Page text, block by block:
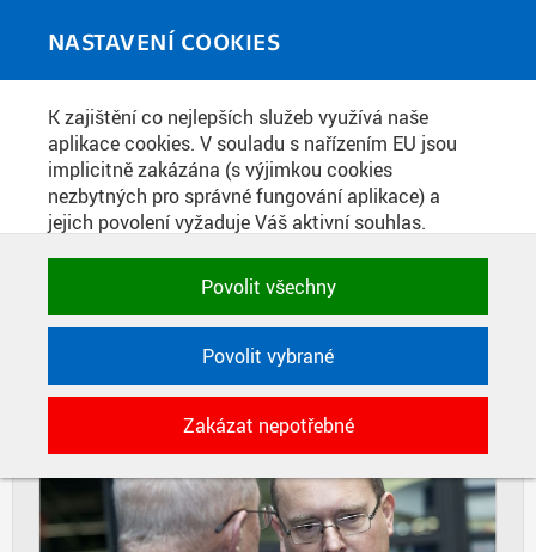
NASTAVENÍ COOKIES
K zajištění co nejlepších služeb využívá naše
aplikace cookies. V souladu s nařízením EU jsou
implicitně zakázána (s výjimkou cookies
nezbytných pro správné fungování aplikace) a
jejich povolení vyžaduje Váš aktivní souhlas.
zakázat, případně vybrat a povolit cookies podle
kategorie. Svoje rozhodnutí můžete samozřejmě
kdykoli změnit.
POTŘEBNÉ
Technické cookies využívané aplikacemi
ČVUT pro uchování jejich nastavení,
vlastností a identifikátorů relace. Jsou
nezbytné pro správné fungování a jsou
vždy aktivní.
Povolit všechny
Povolit vybrané
Zakázat nepotřebné
MEDIATÉKA
You are here
Home Fotografie
KŘEST KNIHY ZNALECKÁ ČINNOST
DIAPOZITIVY DLAŽDICE
CIHLY